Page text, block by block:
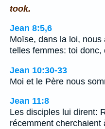
took.
Jean 8:5,6
Moïse, dans la loi,
telles femmes: toi
Jean 10:30-33
Moi et le Père nous
Jean 11:8
Les disciples lui dirent:
récemment cherchaient